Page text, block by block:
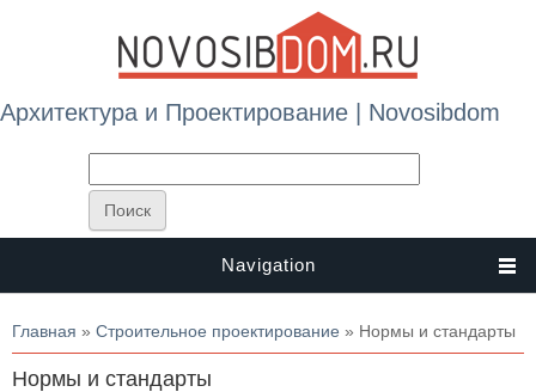
Архитектура и Проектирование | Novosibdom
Navigation
Вы здесь
Главная » Строительное проектирование » Нормы и стандарты
Нормы и стандарты